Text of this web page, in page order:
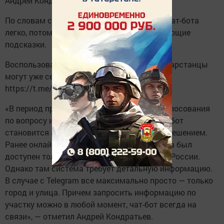
По словам спикера, разобраться в работе чат-бота
легко, потому что задействованы всплывающие
подсказки.
Воспользоваться возможностями бота татарстанцы
могут уже сегодня, перейдя по ссылке
https://t.me/my_cikrt_bot.
«В период проведения общероссийского голосования
по вопросу изменения Конституции РФ чат-бот
становится актуальным технологическим решением.
Ранее онлайн-поиск избирательного участка был
доступен только на сайте Центризбиркома России.
Однако там система требует детальную информацию.
В случае с Telegram все максимально просто — только
город и улица. Причем запросить информацию по
участку можно в любой момент, чат-бот всегда на
связи», — отметил Андрей Кондратьев.